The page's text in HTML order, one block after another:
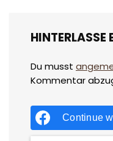
HINTERLASSE
Du musst
Kommentar
Continue